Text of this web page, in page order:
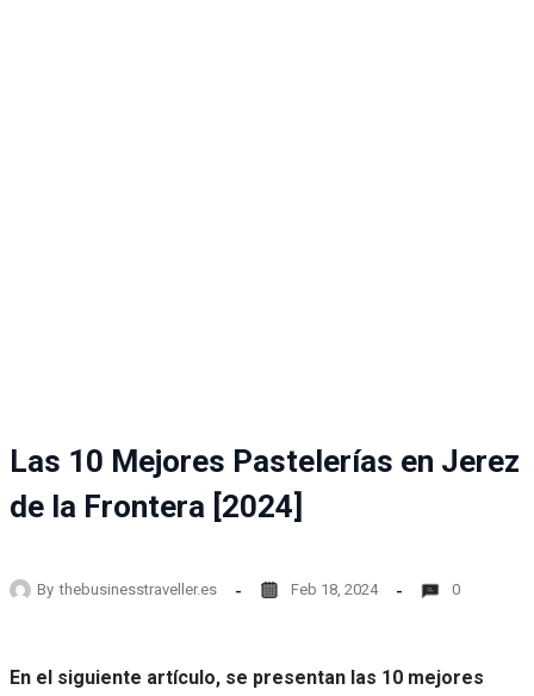
Las 10 Mejores Pastelerías en Jerez
de la Frontera [2024]
By thebusinesstraveller.es Feb 18, 2024 0
En el siguiente artículo, se presentan las 10 mejores